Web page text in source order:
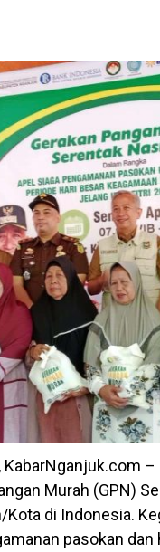
KabarNganjuk.com
Murah (GPN)
Kota di Indonesia.
pasokan